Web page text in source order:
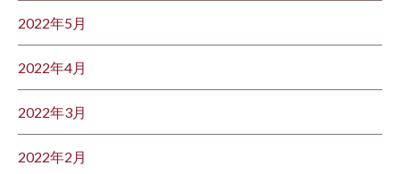
2022年5月
2022年4月
2022年3月
2022年2月